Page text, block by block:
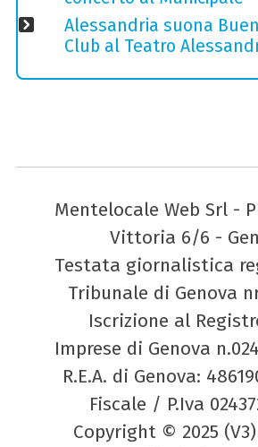
Alessandria suona
Club al Teatro
Mentelocale Web Srl -
Vittoria 6/6 -
Testata giornalistica
Tribunale di Genova
Iscrizione al
Imprese di Genova
R.E.A. di Genova:
Fiscale / P.Iva
Copyright © 2025